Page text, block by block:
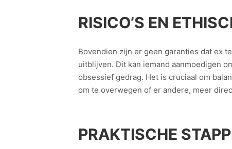
RISICO’S EN
Bovendien zijn er geen garanties dat ex
uitblijven. Dit kan iemand aanmoedigen
obsessief gedrag. Het is cruciaal om
om te overwegen of er andere, meer
PRAKTISCHE